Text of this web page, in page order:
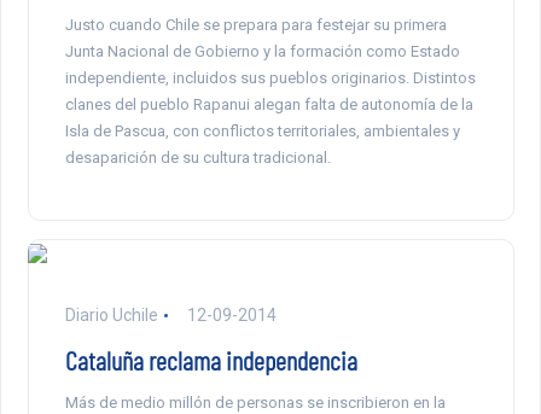
Justo cuando Chile se prepara para festejar su primera
Junta Nacional de Gobierno y la formación como Estado
independiente, incluidos sus pueblos originarios. Distintos
clanes del pueblo Rapanui alegan falta de autonomía de la
Isla de Pascua, con conflictos territoriales, ambientales y
desaparición de su cultura tradicional.
Diario Uchile 12-09-2014
Cataluña reclama independencia
Más de medio millón de personas se inscribieron en la